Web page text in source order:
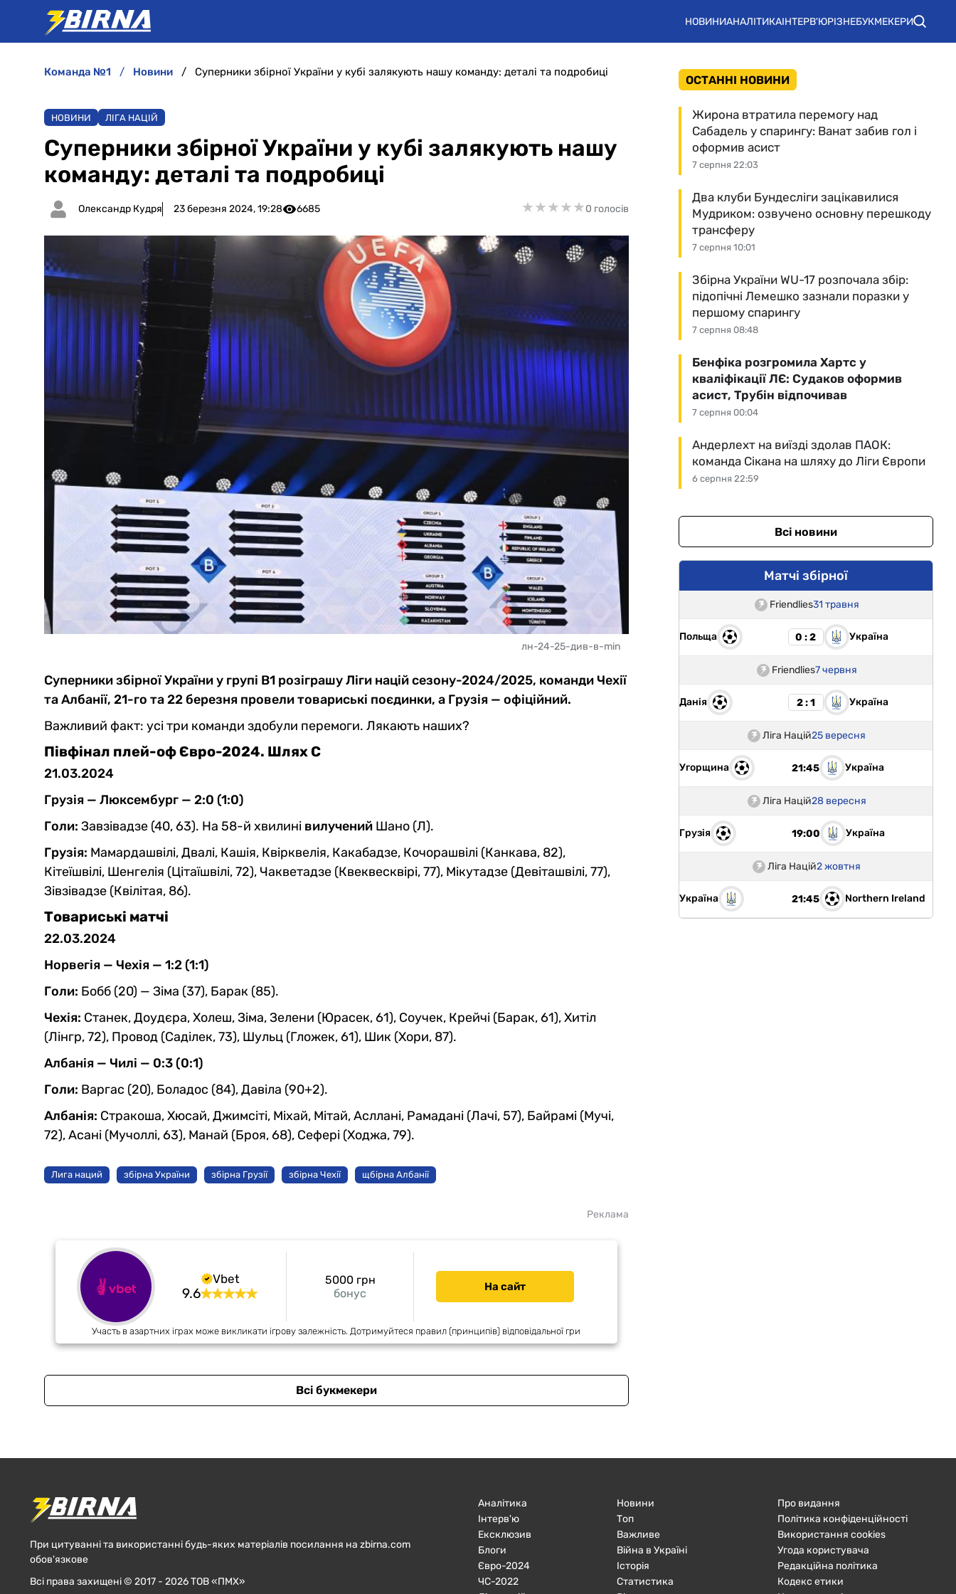
НОВИНИАНАЛІТИКАІНТЕРВ'ЮРІЗНЕБУКМЕКЕРИ
команда №1 новини Суперники збірної України у кубі залякують нашу команду: деталі та подробиці
НОВИНИ ЛІГА НАЦІЙ
Суперники збірної України у кубі залякують нашу
команду: деталі та подробиці
Олександр Кудря 23 березня 2024, 19:28 6685 ★★★★★
★★★★★0 голосів
лн-24-25-див-в-min
Суперники збірної України у групі В1 розіграшу Ліги націй сезону-2024/2025, команди Чехії
та Албанії, 21-го та 22 березня провели товариські поєдинки, а Грузія — офіційний.
Важливий факт: усі три команди здобули перемоги. Лякають наших?
Півфінал плей-оф Євро-2024. Шлях С
21.03.2024
Грузія — Люксембург — 2:0 (1:0)
Голи: Завзівадзе (40, 63). На 58-й хвилині вилучений Шано (Л).
Грузія: Мамардашвілі, Двалі, Кашія, Квірквелія, Какабадзе, Кочорашвілі (Канкава, 82),
Кітеїшвілі, Шенгелія (Цітаїшвілі, 72), Чакветадзе (Квеквесквірі, 77), Мікутадзе (Девіташвілі, 77),
Зівзівадзе (Квілітая, 86).
Товариські матчі
22.03.2024
Норвегія — Чехія — 1:2 (1:1)
Голи: Бобб (20) — Зіма (37), Барак (85).
Чехія: Станек, Доудєра, Холеш, Зіма, Зелени (Юрасек, 61), Соучек, Крейчі (Барак, 61), Хитіл
(Лінгр, 72), Провод (Саділек, 73), Шульц (Гложек, 61), Шик (Хори, 87).
Албанія — Чилі — 0:3 (0:1)
Голи: Варгас (20), Боладос (84), Давіла (90+2).
Албанія: Стракоша, Хюсай, Джимсіті, Міхай, Мітай, Асллані, Рамадані (Лачі, 57), Байрамі (Мучі,
72), Асані (Мучоллі, 63), Манай (Броя, 68), Сефері (Ходжа, 79).
Лига наций збірна України збірна Грузії збірна Чехії щбірна Албанії
Реклама
Vbet
9.6 бонус
5000 грн На сайт
Участь в азартних іграх може викликати ігрову залежність. Дотримуйтеся правил (принципів) відповідальної гри
Всі букмекери
ОСТАННІ НОВИНИ
7 серпня 22:03
Жирона втратила перемогу над
Сабадель у спарингу: Ванат забив гол і
оформив асист
7 серпня 10:01
Два клуби Бундесліги зацікавилися
Мудриком: озвучено основну перешкоду
трансферу
7 серпня 08:48
Збірна України WU-17 розпочала збір:
підопічні Лемешко зазнали поразки у
першому спарингу
7 серпня 00:04
Бенфіка розгромила Хартс у
кваліфікації ЛЄ: Судаков оформив
асист, Трубін відпочивав
6 серпня 22:59
Андерлехт на виїзді здолав ПАОК:
команда Сікана на шляху до Ліги Європи
Всі новини
Матчі збірної
Friendlies31 травня
Польща 0 : 2 Україна
Friendlies7 червня
Данія 2 : 1 Україна
Ліга Націй25 вересня
Угорщина 21:45 Україна
Ліга Націй28 вересня
Грузія 19:00 Україна
Ліга Націй2 жовтня
Україна 21:45 Northern Ireland
При цитуванні та використанні будь-яких матеріалів посилання на zbirna.com
обов'язкове
Всі права захищені © 2017 - 2026 ТОВ «ПМХ»
Аналітика
Інтерв'ю
Ексклюзив
Блоги
Євро-2024
ЧC-2022
Новини
Топ
Важливе
Війна в Україні
Історія
Статистика
Про видання
Політика конфіденційності
Використання cookies
Угода користувача
Редакційна політика
Кодекс етики